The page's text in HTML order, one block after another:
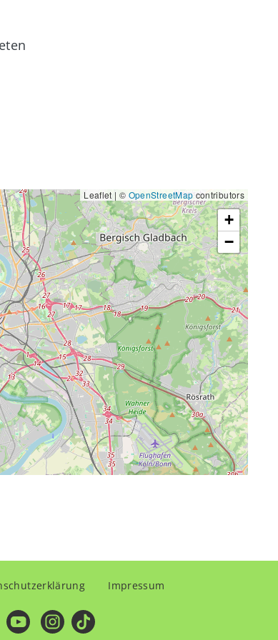
Leaflet | © OpenStreetMap contributors
+
−
Impressum